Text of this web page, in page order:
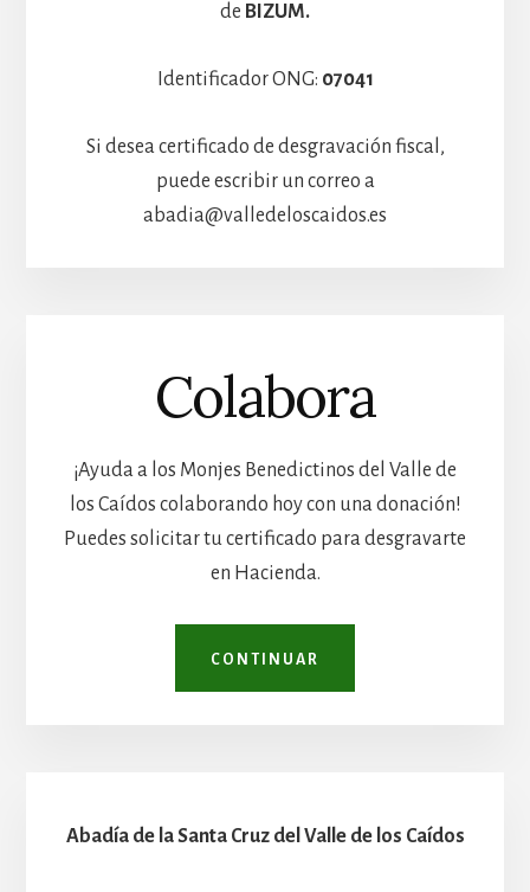
de BIZUM.
Identificador ONG: 07041
Si desea certificado de desgravación fiscal,
puede escribir un correo a
abadia@valledeloscaidos.es
Colabora
¡Ayuda a los Monjes Benedictinos del Valle de
los Caídos colaborando hoy con una donación!
Puedes solicitar tu certificado para desgravarte
en Hacienda.
CONTINUAR
Abadía de la Santa Cruz del Valle de los Caídos